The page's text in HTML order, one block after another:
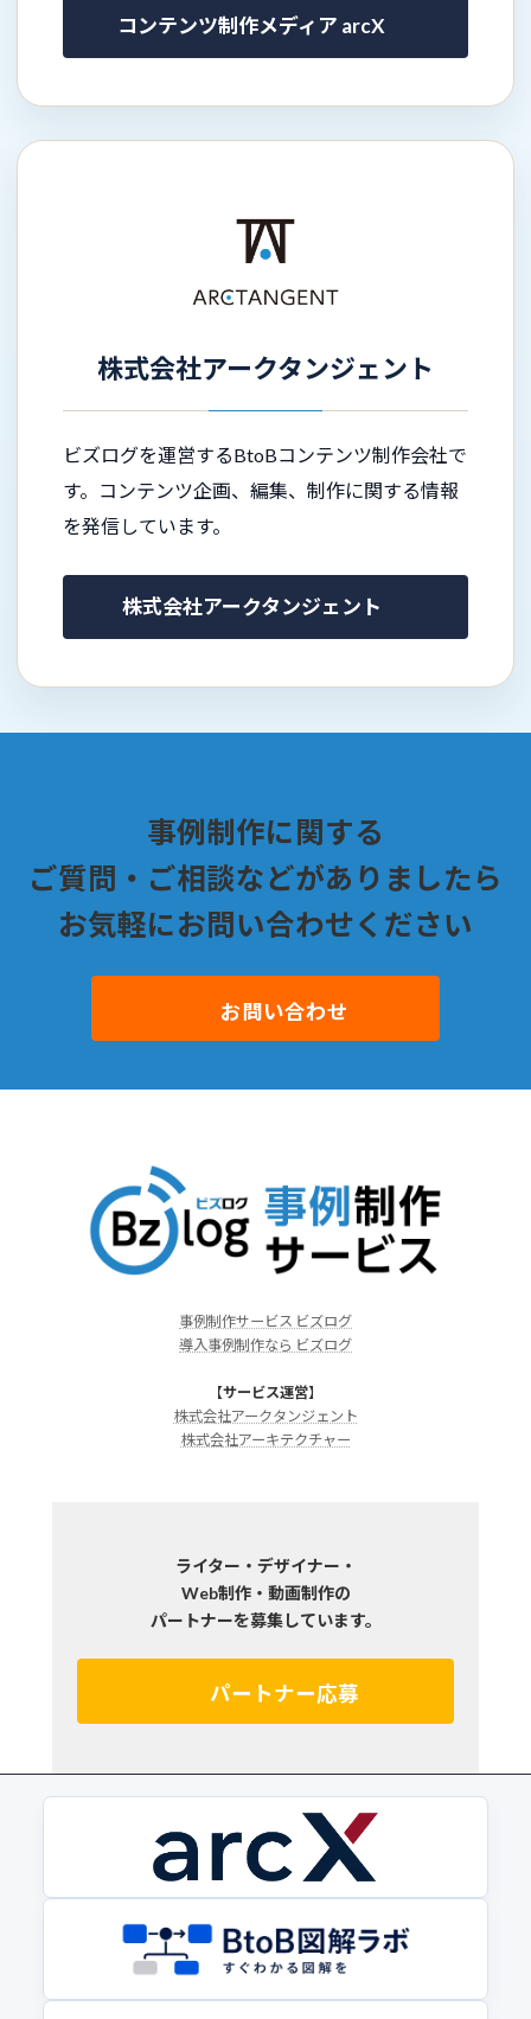
コンテンツ制作メディア arcX
株式会社アークタンジェント
ビズログを運営するBtoBコンテンツ制作会社で
す。コンテンツ企画、編集、制作に関する情報
を発信しています。
株式会社アークタンジェント
事例制作に関する
ご質問・ご相談などがありましたら
お気軽にお問い合わせください
お問い合わせ
事例制作サービス ビズログ
導入事例制作なら ビズログ
【サービス運営】
株式会社アークタンジェント
株式会社アーキテクチャー
ライター・デザイナー・
Web制作・動画制作の
パートナーを募集しています。
パートナー応募